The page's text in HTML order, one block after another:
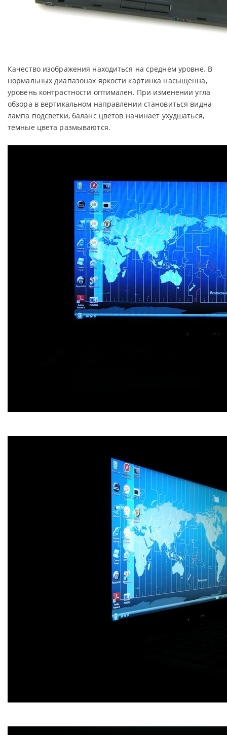
Качество изображения находиться на среднем уровне. В
нормальных диапазонах яркости картинка насыщенна,
уровень контрастности оптимален. При изменении угла
обзора в вертикальном направлении становиться видна
лампа подсветки, баланс цветов начинает ухудшаться,
темные цвета размываются.